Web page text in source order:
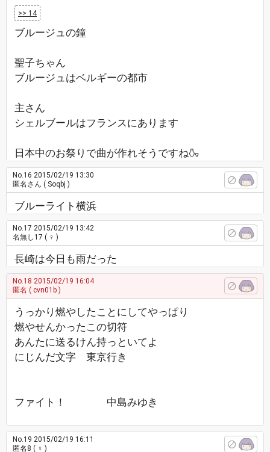
>> 14
ブルージュの鐘
聖子ちゃん
ブルージュはベルギーの都市
主さん
シェルブールはフランスにあります
日本中のお祭りで曲が作れそうですね🍶
No.16 2015/02/19 13:30
匿名さん ( Soqbj )
ブルーライト横浜
No.17 2015/02/19 13:42
名無し17 ( ♀ )
長崎は今日も雨だった
No.18 2015/02/19 16:04
匿名 ( cvn01b )
うっかり燃やしたことにしてやっぱり
燃やせんかったこの切符
あんたに送るけん持っといてよ
にじんだ文字 東京行き
ファイト！ 中島みゆき
No.19 2015/02/19 16:11
匿名8 ( ♀ )